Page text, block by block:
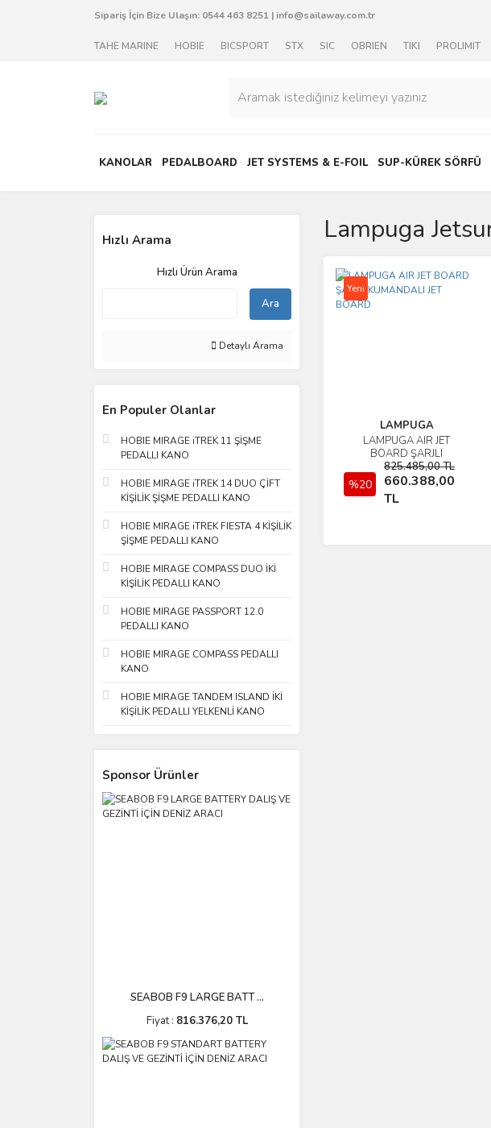
Sipariş İçin Bize Ulaşın: 0544 463 8251 | info@sailaway.com.tr
TAHE MARINE HOBIE BICSPORT STX SIC OBRIEN TIKI PROLIMIT
KANOLAR PEDALBOARD JET SYSTEMS & E-FOIL SUP-KÜREK SÖRFÜ
Hızlı Arama
Hızlı Ürün Arama
Ara
Detaylı Arama
En Populer Olanlar
HOBIE MIRAGE iTREK 11 ŞİŞME
PEDALLI KANO
HOBIE MIRAGE iTREK 14 DUO ÇİFT
KİŞİLİK ŞİŞME PEDALLI KANO
HOBIE MIRAGE iTREK FIESTA 4 KİŞİLİK
ŞİŞME PEDALLI KANO
HOBIE MIRAGE COMPASS DUO İKİ
KİŞİLİK PEDALLI KANO
HOBIE MIRAGE PASSPORT 12.0
PEDALLI KANO
HOBIE MIRAGE COMPASS PEDALLI
KANO
HOBIE MIRAGE TANDEM ISLAND İKİ
KİŞİLİK PEDALLI YELKENLİ KANO
Sponsor Ürünler
SEABOB F9 LARGE BATT ...
Fiyat : 816.376,20 TL
Lampuga
Yeni
LAMPUGA
LAMPUGA AIR JET
BOARD ŞARJLI
KUMANDALI JET BOARD
%20
825.485,00 TL
660.388,00
TL
İncele
Sepete Ekle